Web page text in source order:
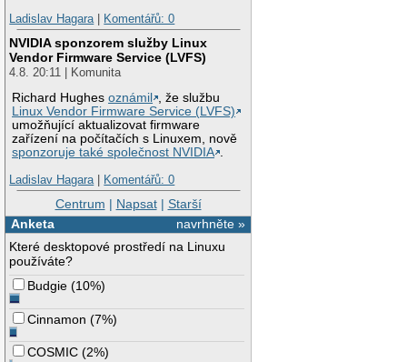
Ladislav Hagara| Komentářů: 0
NVIDIA sponzorem služby Linux
Vendor Firmware Service (LVFS)
4.8. 20:11 | Komunita
Richard Hughesoznámil
, že službu
Linux Vendor Firmware Service (LVFS)
umožňující aktualizovat firmware
zařízení na počítačích s Linuxem, nově
sponzoruje také společnost NVIDIA .
Ladislav Hagara| Komentářů: 0
Centrum | Napsat| Starší
navrhněte »
Anketa
Které desktopové prostředí na Linuxu
používáte?
Budgie (10%)
Cinnamon (7%)
COSMIC (2%)